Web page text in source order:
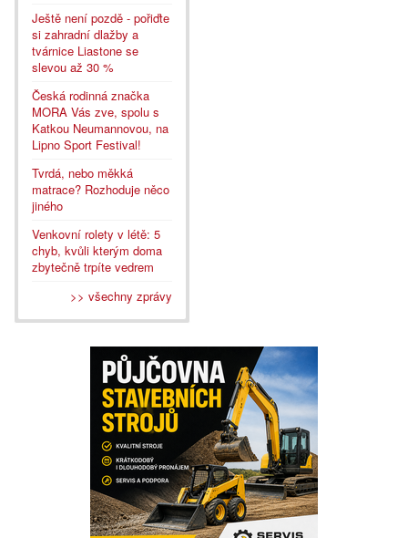
Ještě není pozdě - pořiďte
si zahradní dlažby a
tvárnice Liastone se
slevou až 30 %
Česká rodinná značka
MORA Vás zve, spolu s
Katkou Neumannovou, na
Lipno Sport Festival!
Tvrdá, nebo měkká
matrace? Rozhoduje něco
jiného
Venkovní rolety v létě: 5
chyb, kvůli kterým doma
zbytečně trpíte vedrem
>> všechny zprávy